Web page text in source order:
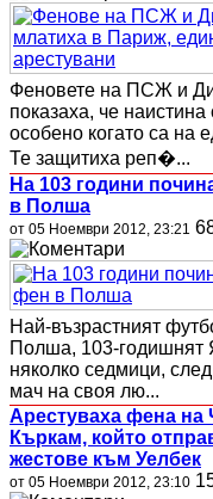
Феновете на ПСЖ и
показаха, че
особено когато са на
Те защитиха реп�...
На 103 години
в Полша
от 05 Ноември 2012, 23:21
Най-възрастният
Полша, 103-годишнят
няколко седмици,
мач на своя лю...
Арестуваха фена на
Къркам, който
жестове към Уелбек
от 05 Ноември 2012, 23:10